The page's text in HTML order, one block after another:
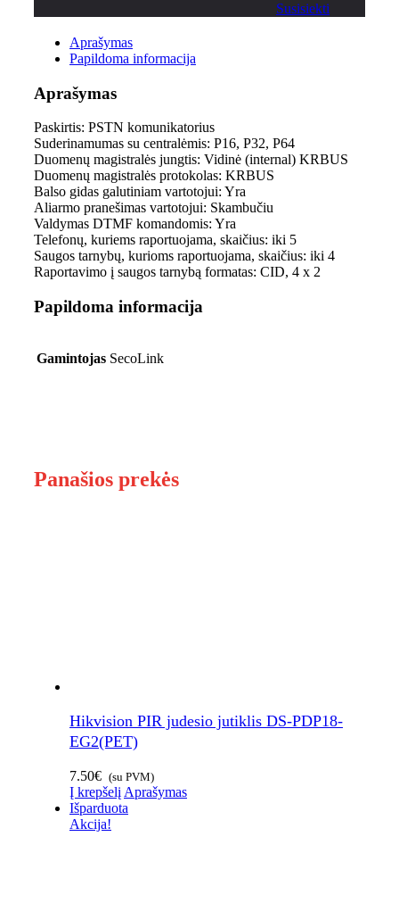
Susisiekti
Aprašymas
Papildoma informacija
Aprašymas
Paskirtis: PSTN komunikatorius
Suderinamumas su centralėmis: P16, P32, P64
Duomenų magistralės jungtis: Vidinė (internal) KRBUS
Duomenų magistralės protokolas: KRBUS
Balso gidas galutiniam vartotojui: Yra
Aliarmo pranešimas vartotojui: Skambučiu
Valdymas DTMF komandomis: Yra
Telefonų, kuriems raportuojama, skaičius: iki 5
Saugos tarnybų, kurioms raportuojama, skaičius: iki 4
Raportavimo į saugos tarnybą formatas: CID, 4 x 2
Papildoma informacija
Gamintojas SecoLink
Panašios prekės
Hikvision PIR judesio jutiklis DS-PDP18-
EG2(PET)
7.50€ (su PVM)
Į krepšelį Aprašymas
Išparduota
Akcija!